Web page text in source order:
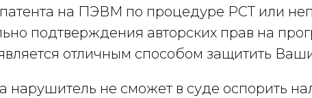
на ПЭВМ по процедуре PCT или
подтверждения авторских прав на
отличным способом защитить
нарушитель не сможет в суде оспорить